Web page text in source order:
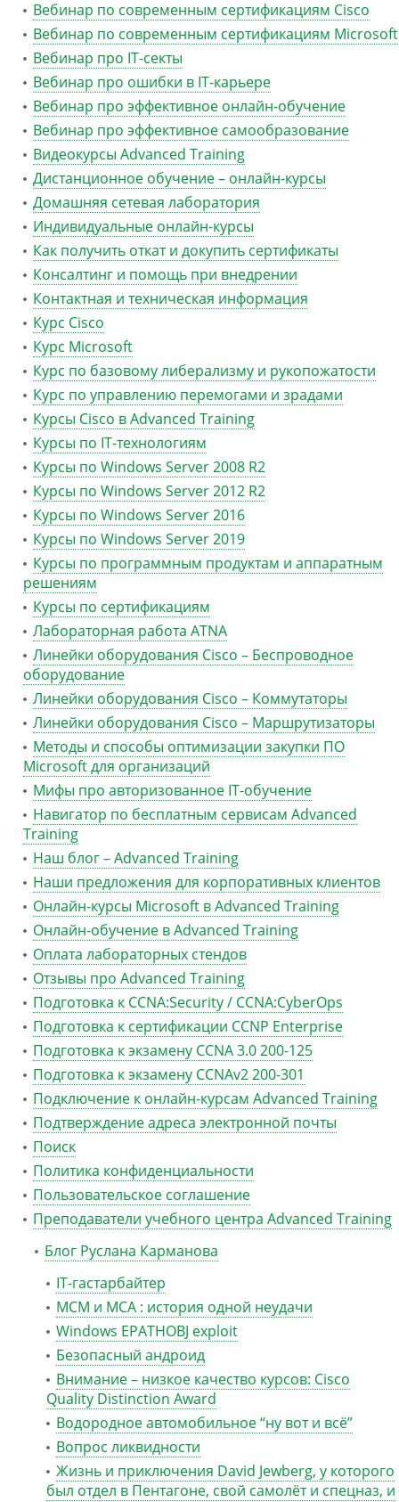
Вебинар по современным сертификациям Cisco
Вебинар по современным сертификациям Microsoft
Вебинар про IT-секты
Вебинар про ошибки в IT-карьере
Вебинар про эффективное онлайн-обучение
Вебинар про эффективное самообразование
Видеокурсы Advanced Training
Дистанционное обучение – онлайн-курсы
Домашняя сетевая лаборатория
Индивидуальные онлайн-курсы
Как получить откат и докупить сертификаты
Консалтинг и помощь при внедрении
Контактная и техническая информация
Курс Cisco
Курс Microsoft
Курс по базовому либерализму и рукопожатости
Курс по управлению перемогами и зрадами
Курсы Cisco в Advanced Training
Курсы по IT-технологиям
Курсы по Windows Server 2008 R2
Курсы по Windows Server 2012 R2
Курсы по Windows Server 2016
Курсы по Windows Server 2019
Курсы по программным продуктам и аппаратным
решениям
Курсы по сертификациям
Лабораторная работа ATNA
Линейки оборудования Cisco – Беспроводное
оборудование
Линейки оборудования Cisco – Коммутаторы
Линейки оборудования Cisco – Маршрутизаторы
Методы и способы оптимизации закупки ПО
Microsoft для организаций
Мифы про авторизованное IT-обучение
Навигатор по бесплатным сервисам Advanced
Training
Наш блог – Advanced Training
Наши предложения для корпоративных клиентов
Онлайн-курсы Microsoft в Advanced Training
Онлайн-обучение в Advanced Training
Оплата лабораторных стендов
Отзывы про Advanced Training
Подготовка к CCNA:Security / CCNA:CyberOps
Подготовка к сертификации CCNP Enterprise
Подготовка к экзамену CCNA 3.0 200-125
Подготовка к экзамену CCNAv2 200-301
Подключение к онлайн-курсам Advanced Training
Подтверждение адреса электронной почты
Поиск
Политика конфиденциальности
Пользовательское соглашение
Преподаватели учебного центра Advanced Training
Блог Руслана Карманова
IT-гастарбайтер
MCM и MCA : история одной неудачи
Windows EPATHOBJ exploit
Безопасный андроид
Внимание – низкое качество курсов: Cisco
Quality Distinction Award
Водородное автомобильное “ну вот и всё”
Вопрос ликвидности
Жизнь и приключения David Jewberg, у которого
был отдел в Пентагоне, свой самолёт и спецназ, и